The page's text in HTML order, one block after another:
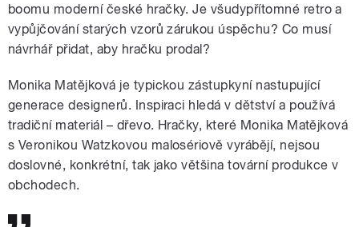
boomu moderní české hračky. Je všudypřítomné retro a
vypůjčování starých vzorů zárukou úspěchu? Co musí
návrhář přidat, aby hračku prodal?
Monika Matějková je typickou zástupkyní nastupující
generace designerů. Inspiraci hledá v dětství a používá
tradiční materiál – dřevo. Hračky, které Monika Matějková
s Veronikou Watzkovou malosériově vyrábějí, nejsou
doslovné, konkrétní, tak jako většina tovární produkce v
obchodech.